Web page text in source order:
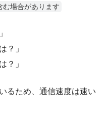
む場合があります
？」
？」
るため、通信速度は速い